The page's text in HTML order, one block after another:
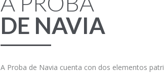
DE NAVIA
A Proba de Navia cuenta con dos elementos